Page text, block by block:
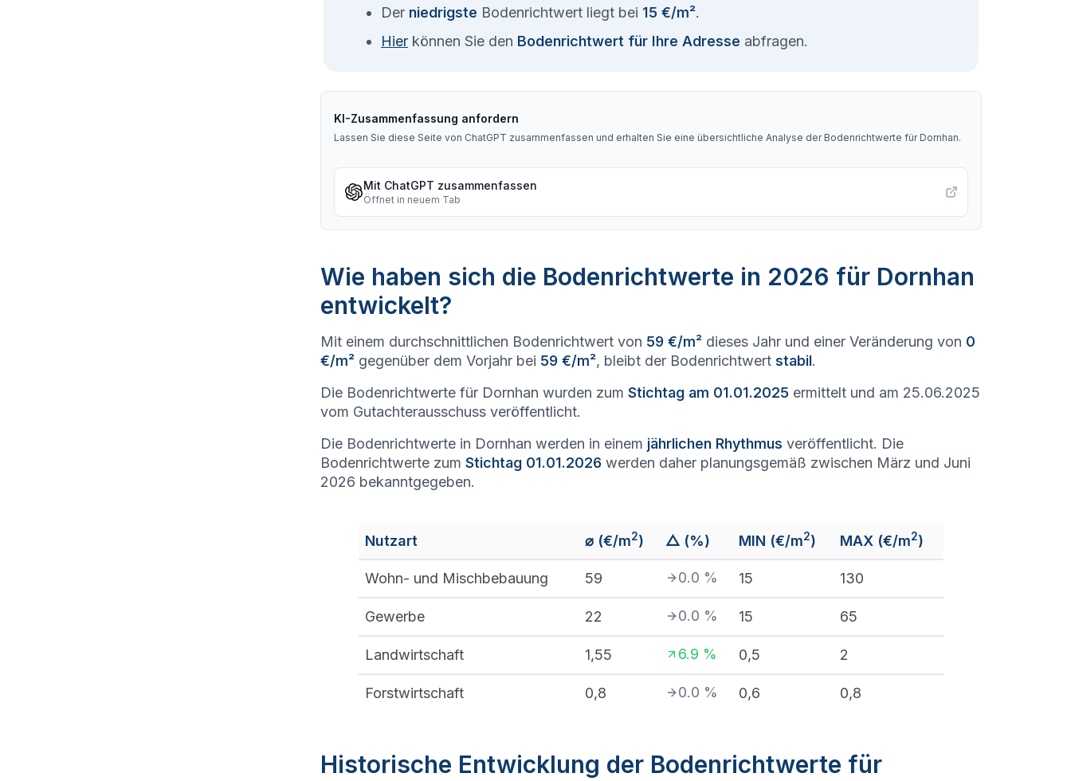
Der niedrigste Bodenrichtwert liegt bei 15 €/m².
Hier können Sie den Bodenrichtwert für Ihre Adresse abfragen.
KI-Zusammenfassung anfordern
Lassen Sie diese Seite von ChatGPT zusammenfassen und erhalten Sie eine übersichtliche Analyse der Bodenrichtwerte für Dornhan.
Mit ChatGPT zusammenfassen
Öffnet in neuem Tab
Wie haben sich die Bodenrichtwerte in 2026 für Dornhan
entwickelt?
Mit einem durchschnittlichen Bodenrichtwert von 59 €/m² dieses Jahr und einer Veränderung von 0
€/m² gegenüber dem Vorjahr bei 59 €/m², bleibt der Bodenrichtwert stabil.
Die Bodenrichtwerte für Dornhan wurden zum Stichtag am 01.01.2025 ermittelt und am 25.06.2025
vom Gutachterausschuss veröffentlicht.
Die Bodenrichtwerte in Dornhan werden in einem jährlichen Rhythmus veröffentlicht. Die
Bodenrichtwerte zum Stichtag 01.01.2026 werden daher planungsgemäß zwischen März und Juni
2026 bekanntgegeben.
Nutzart ⌀ (€/m2) △ (%) MIN (€/m2) MAX (€/m2)
Wohn- und Mischbebauung 59 0.0 % 15 130
Gewerbe 22 0.0 % 15 65
Landwirtschaft 1,55 6.9 % 0,5 2
Forstwirtschaft 0,8 0.0 % 0,6 0,8
Historische Entwicklung der Bodenrichtwerte für